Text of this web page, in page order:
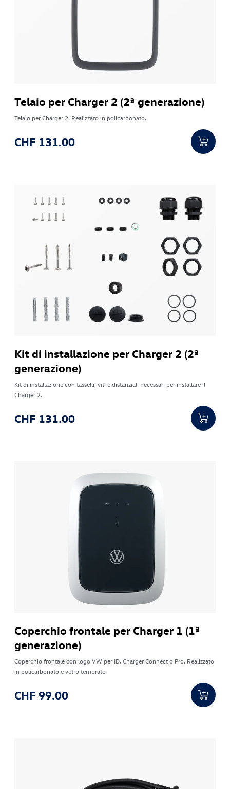
Telaio per Charger 2 (2ª generazione)
Telaio per Charger 2. Realizzato in policarbonato.
CHF 131.00
Kit di installazione per Charger 2 (2ª
generazione)
Kit di installazione con tasselli, viti e distanziali necessari per installare il
Charger 2.
CHF 131.00
Coperchio frontale per Charger 1 (1ª
generazione)
Coperchio frontale con logo VW per ID. Charger Connect o Pro. Realizzato
in policarbonato e vetro temprato
CHF 99.00